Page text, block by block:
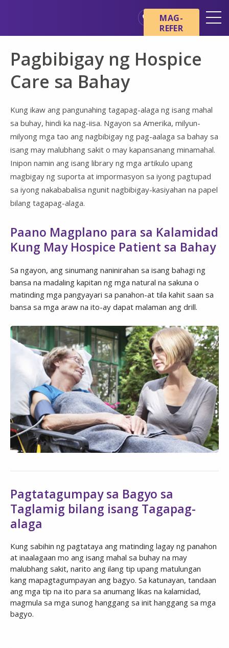
Mga Pangunahing Kaalaman
tungkol sa Hospice
Healthcare Professionals
Pamilya at Mga Tagapag-
alaga
MAG-
REFER
Pagbibigay ng Hospice
Care sa Bahay
Kung ikaw ang pangunahing tagapag-alaga ng isang mahal
sa buhay, hindi ka nag-iisa. Ngayon sa Amerika, milyun-
milyong mga tao ang nagbibigay ng pag-aalaga sa bahay sa
isang may malubhang sakit o may kapansanang minamahal.
Inipon namin ang isang library ng mga artikulo upang
magbigay ng suporta at impormasyon sa iyong pagtupad
sa iyong nakababalisa ngunit nagbibigay-kasiyahan na papel
bilang tagapag-alaga.
Paano Magplano para sa Kalamidad
Kung May Hospice Patient sa Bahay
Sa ngayon, ang sinumang naninirahan sa isang bahagi ng
bansa na madaling kapitan ng mga natural na sakuna o
matinding mga pangyayari sa panahon-at tila kahit saan sa
bansa sa mga araw na ito-ay dapat malaman ang drill.
Pagtatagumpay sa Bagyo sa
Taglamig bilang isang Tagapag-
alaga
Kung sabihin ng pagtataya ang matinding lagay ng panahon
at inaalagaan mo ang isang mahal sa buhay na may
malubhang sakit, narito ang ilang tip upang matulungan
kang mapagtagumpayan ang bagyo. Sa katunayan, tandaan
ang mga tip na ito para sa anumang likas na kalamidad,
magmula sa mga sunog hanggang sa init hanggang sa mga
bagyo.